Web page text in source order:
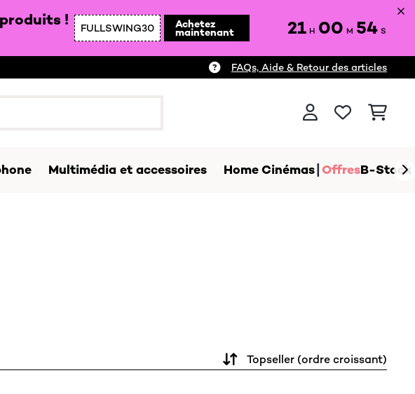
! FULLSWING30 Achetez
maintenant 21 H 00 M 53 S
FAQs, Aide & Retour des articles
Multimédia et accessoires Home Cinémas OffresB-Stock
Topseller (ordre croissant)